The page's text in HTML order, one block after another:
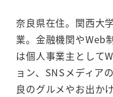
奈良県在住。関西大
業。金融機関やWeb
は個人事業主として
ョン、SNSメディア
良のグルメやお出か